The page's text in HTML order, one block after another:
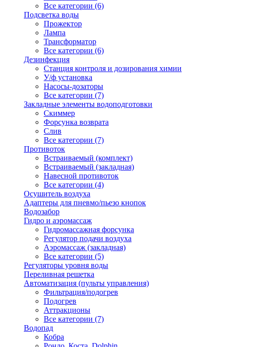
Все категории (6)
Подсветка воды
Прожектор
Лампа
Трансформатор
Все категории (6)
Дезинфекция
Станция контроля и дозирования химии
У/ф установка
Насосы-дозаторы
Все категории (7)
Закладные элементы водоподготовки
Скиммер
Форсунка возврата
Слив
Все категории (7)
Противоток
Встраиваемый (комплект)
Встраиваемый (закладная)
Навесной противоток
Все категории (4)
Осушитель воздуха
Адаптеры для пневмо/пьезо кнопок
Водозабор
Гидро и аэромассаж
Гидромассажная форсунка
Регулятор подачи воздуха
Аэромассаж (закладная)
Все категории (5)
Регуляторы уровня воды
Переливная решетка
Автоматизация (пульты управления)
Фильтрация/подогрев
Подогрев
Аттракционы
Все категории (7)
Водопад
Кобра